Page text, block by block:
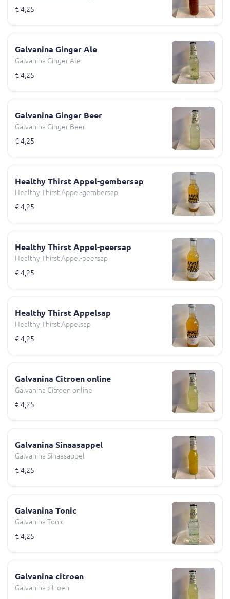
€ 4,25
Galvanina Ginger Ale
Galvanina Ginger Ale
€ 4,25
Galvanina Ginger Beer
Galvanina Ginger Beer
€ 4,25
Healthy Thirst Appel-gembersap
Healthy Thirst Appel-gembersap
€ 4,25
Healthy Thirst Appel-peersap
Healthy Thirst Appel-peersap
€ 4,25
Healthy Thirst Appelsap
Healthy Thirst Appelsap
€ 4,25
Galvanina Citroen online
Galvanina Citroen online
€ 4,25
Galvanina Sinaasappel
Galvanina Sinaasappel
€ 4,25
Galvanina Tonic
Galvanina Tonic
€ 4,25
Galvanina citroen
Galvanina citroen